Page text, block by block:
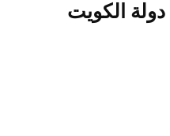
الكويت